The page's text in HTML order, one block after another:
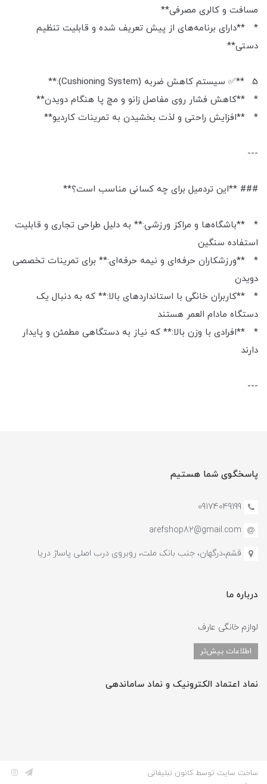
مسافت و کالری مصرفی**
* **دارای برنامه‌های از پیش تعریف شده و قابلیت تنظیم
دستی**
5. **✅ سیستم کاهش ضربه (Cushioning System):**
* **کاهش فشار روی مفاصل زانو و مچ پا هنگام دویدن**
* **افزایش راحتی و لذت بخشیدن به تمرینات کاردیو**
---
### **این تردمیل برای چه کسانی مناسب است؟**
* **باشگاه‌ها و مراکز ورزشی:** به دلیل طراحی تجاری و قابلیت
استفاده سنگین
* **ورزشکاران حرفه‌ای و نیمه حرفه‌ای:** برای تمرینات تخصصی
دویدن
* **کاربران خانگی با استانداردهای بالا:** که به دنبال یک
دستگاه مادام العمر هستند
* **افرادی با وزن بالا:** که نیاز به دستگاهی مطمئن و پایدار
دارند
---
پاسخگوی شما هستیم
09174049199
arefshop82@gmail.com
قشم،درگهان، جنب بانک ملت، روبروی درب اصلی پاساژ دریا
درباره ما
لوازم خانگی عارف
اطلاعات بیش‌تر
نماد اعتماد الکترونیک و نماد ساماندهی
ساخت سایت توسط کانون تبلیغاتی